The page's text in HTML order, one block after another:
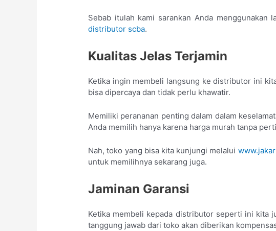
Sebab itulah kami sarankan Anda menggunakan
distributor scba.
Kualitas Jelas Terjamin
Ketika ingin membeli langsung ke distributor ini
bisa dipercaya dan tidak perlu khawatir.
Memiliki perananan penting dalam dalam
Anda memilih hanya karena harga murah tanpa
Nah, toko yang bisa kita kunjungi melalui
untuk memilihnya sekarang juga.
Jaminan Garansi
Ketika membeli kepada distributor seperti ini kita
tanggung jawab dari toko akan diberikan